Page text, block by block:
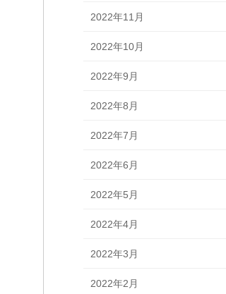
2022年11月
2022年10月
2022年9月
2022年8月
2022年7月
2022年6月
2022年5月
2022年4月
2022年3月
2022年2月